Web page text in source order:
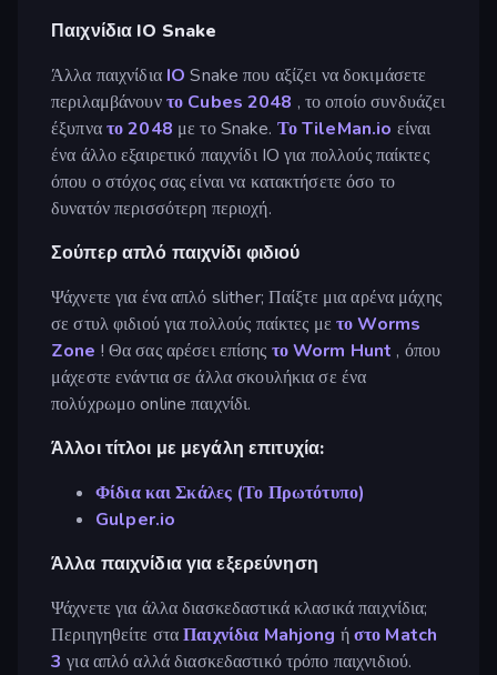
Παιχνίδια IO Snake
Άλλα παιχνίδια IO Snake που αξίζει να δοκιμάσετε
περιλαμβάνουντο Cubes 2048 , το οποίο συνδυάζει
έξυπνατο 2048 με το Snake. Το TileMan.io είναι
ένα άλλο εξαιρετικό παιχνίδι IO για πολλούς παίκτες
όπου ο στόχος σας είναι να κατακτήσετε όσο το
δυνατόν περισσότερη περιοχή.
Σούπερ απλό παιχνίδι φιδιού
Ψάχνετε για ένα απλό slither; Παίξτε μια αρένα μάχης
σε στυλ φιδιού για πολλούς παίκτες με το Worms
Zone ! Θα σας αρέσει επίσης το Worm Hunt , όπου
μάχεστε ενάντια σε άλλα σκουλήκια σε ένα
πολύχρωμο online παιχνίδι.
Άλλοι τίτλοι με μεγάλη επιτυχία:
Φίδια και Σκάλες (Το Πρωτότυπο)
Gulper.io
Άλλα παιχνίδια για εξερεύνηση
Ψάχνετε για άλλα διασκεδαστικά κλασικά παιχνίδια;
Περιηγηθείτε σταΠαιχνίδια Mahjong ήστο Match
3 για απλό αλλά διασκεδαστικό τρόπο παιχνιδιού.